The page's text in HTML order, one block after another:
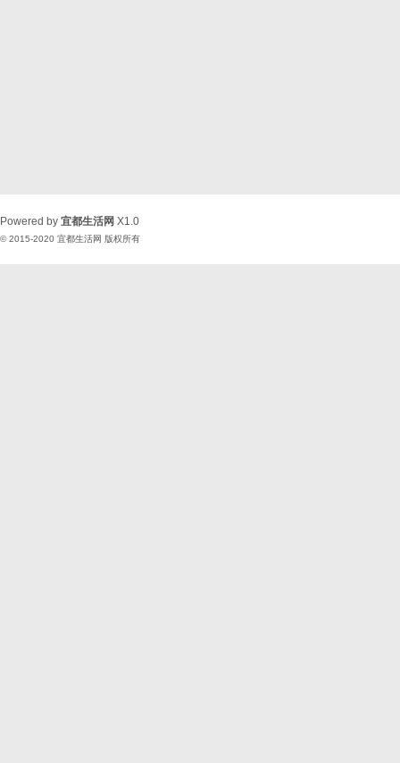
Powered by 宜都生活网 X1.0
© 2015-2020 宜都生活网 版权所有